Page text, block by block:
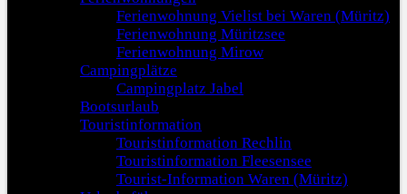
Ferienwohnung Vielist bei Waren (Müritz)
Ferienwohnung Müritzsee
Ferienwohnung Mirow
Campingplätze
Campingplatz Jabel
Bootsurlaub
Touristinformation
Touristinformation Rechlin
Touristinformation Fleesensee
Tourist-Information Waren (Müritz)